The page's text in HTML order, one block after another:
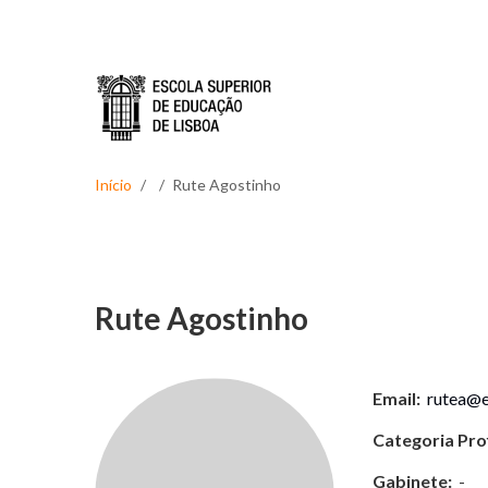
Início Rute Agostinho
Rute Agostinho
Email:
Categoria
Gabinete: -